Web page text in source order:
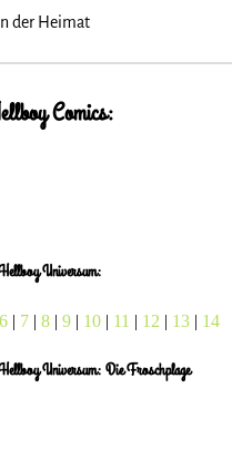
der Heimat
Comics:
Universum:
6 | 7 | 8 | 9 | 10 | 11 | 12 | 13 | 14
Universum: Die Froschplage